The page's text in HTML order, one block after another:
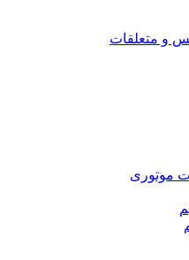
و متعلقات
موتوری